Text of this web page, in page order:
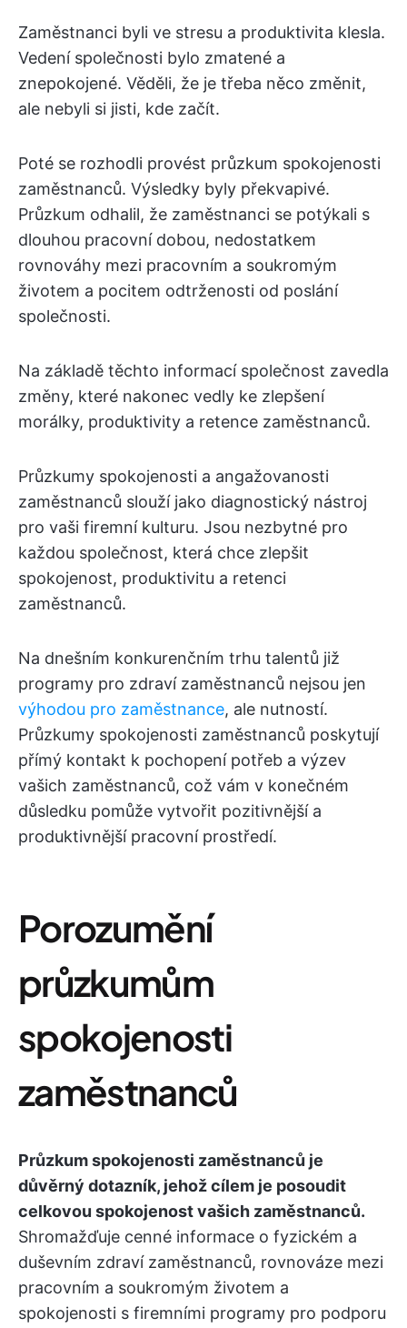
Zaměstnanci byli ve stresu a produktivita klesla.
Vedení společnosti bylo zmatené a
znepokojené. Věděli, že je třeba něco změnit,
ale nebyli si jisti, kde začít.
Poté se rozhodli provést průzkum spokojenosti
zaměstnanců. Výsledky byly překvapivé.
Průzkum odhalil, že zaměstnanci se potýkali s
dlouhou pracovní dobou, nedostatkem
rovnováhy mezi pracovním a soukromým
životem a pocitem odtrženosti od poslání
společnosti.
Na základě těchto informací společnost zavedla
změny, které nakonec vedly ke zlepšení
morálky, produktivity a retence zaměstnanců.
Průzkumy spokojenosti a angažovanosti
zaměstnanců slouží jako diagnostický nástroj
pro vaši firemní kulturu. Jsou nezbytné pro
každou společnost, která chce zlepšit
spokojenost, produktivitu a retenci
zaměstnanců.
Na dnešním konkurenčním trhu talentů již
programy pro zdraví zaměstnanců nejsou jen
výhodou pro zaměstnance, ale nutností.
Průzkumy spokojenosti zaměstnanců poskytují
přímý kontakt k pochopení potřeb a výzev
vašich zaměstnanců, což vám v konečném
důsledku pomůže vytvořit pozitivnější a
produktivnější pracovní prostředí.
Porozumění
průzkumům
spokojenosti
zaměstnanců
Průzkum spokojenosti zaměstnanců je
důvěrný dotazník, jehož cílem je posoudit
celkovou spokojenost vašich zaměstnanců.
Shromažďuje cenné informace o fyzickém a
duševním zdraví zaměstnanců, rovnováze mezi
pracovním a soukromým životem a
spokojenosti s firemními programy pro podporu